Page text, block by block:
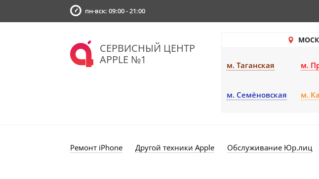
пн-вск: 09:00 - 21:00
СЕРВИСНЫЙ ЦЕНТР
APPLE №1
м. Таганская м.
м. Семёновская м.
Ремонт iPhone Другой техники Apple Обслуживание Юр.лиц